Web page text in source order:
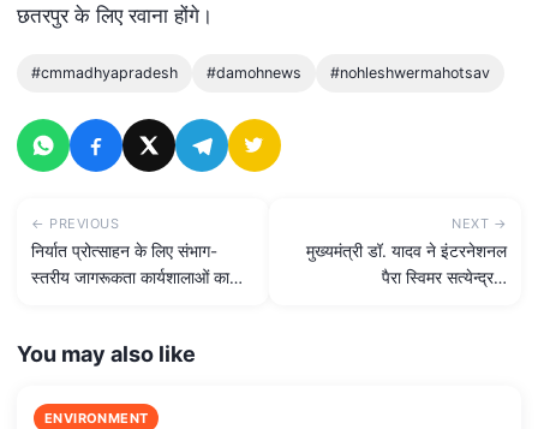
छतरपुर के लिए रवाना होंगे।
#cmmadhyapradesh #damohnews #nohleshwermahotsav
← PREVIOUS
निर्यात प्रोत्साहन के लिए संभाग-
स्तरीय जागरूकता कार्यशालाओं का…
NEXT →
मुख्यमंत्री डॉ. यादव ने इंटरनेशनल
पैरा स्विमर सत्येन्द्र…
You may also like
ENVIRONMENT